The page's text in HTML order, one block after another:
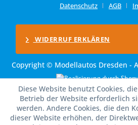
Datenschutz
AGB
WIDERRUF ERKLÄREN
Copyright © Modellautos Dresden -
Diese Website benutzt Cookies,
Betrieb der Website erforderlich
werden. Andere Cookies, die den
dieser Website erhöhen, der